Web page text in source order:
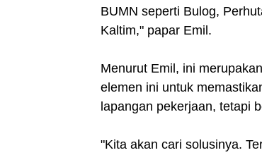
BUMN seperti Bulog,
Kaltim," papar Emil.
Menurut Emil, ini
elemen ini untuk
lapangan pekerjaan, tetapi
"Kita akan cari solusinya.